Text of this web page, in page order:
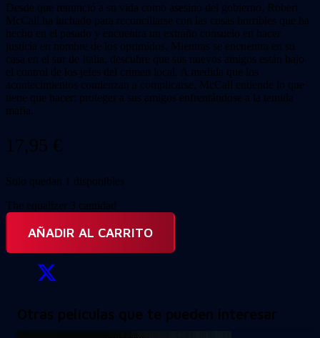
Desde que renunció a su vida como asesino del gobierno, Robert
McCall ha luchado para reconciliarse con las cosas horribles que ha
hecho en el pasado y encuentra un extraño consuelo en hacer
justicia en nombre de los oprimidos. Mientras se encuentra en su
casa en el sur de Italia, descubre que sus nuevos amigos están bajo
el control de los jefes del crimen local. A medida que los
acontecimientos comienzan a complicarse, McCall entiende lo que
tiene que hacer: proteger a sus amigos enfrentándose a la temida
mafia.
17,95 €
Solo quedan 1 disponibles
The equalizer 3 cantidad
AÑADIR AL CARRITO
Otras películas que te pueden interesar